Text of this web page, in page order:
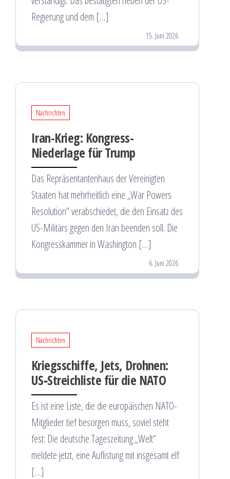
Regierung und dem […]
15. Juni 2026
Nachrichten
Iran-Krieg: Kongress-
Niederlage für Trump
Das Repräsentantenhaus der Vereinigten
Staaten hat mehrheitlich eine „War Powers
Resolution“ verabschiedet, die den Einsatz des
US-Militärs gegen den Iran beenden soll. Die
Kongresskammer in Washington […]
6. Juni 2026
Nachrichten
Kriegsschiffe, Jets, Drohnen:
US‑Streichliste für die NATO
Es ist eine Liste, die die europäischen NATO-
Mitglieder tief besorgen muss, soviel steht
fest: Die deutsche Tageszeitung „Welt“
meldete jetzt, eine Auflistung mit insgesamt elf
[…]